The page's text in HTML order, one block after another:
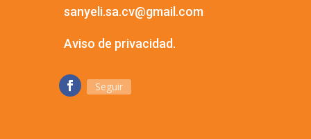
sanyeli.sa.cv@gmail.com
Aviso de privacidad.
Seguir